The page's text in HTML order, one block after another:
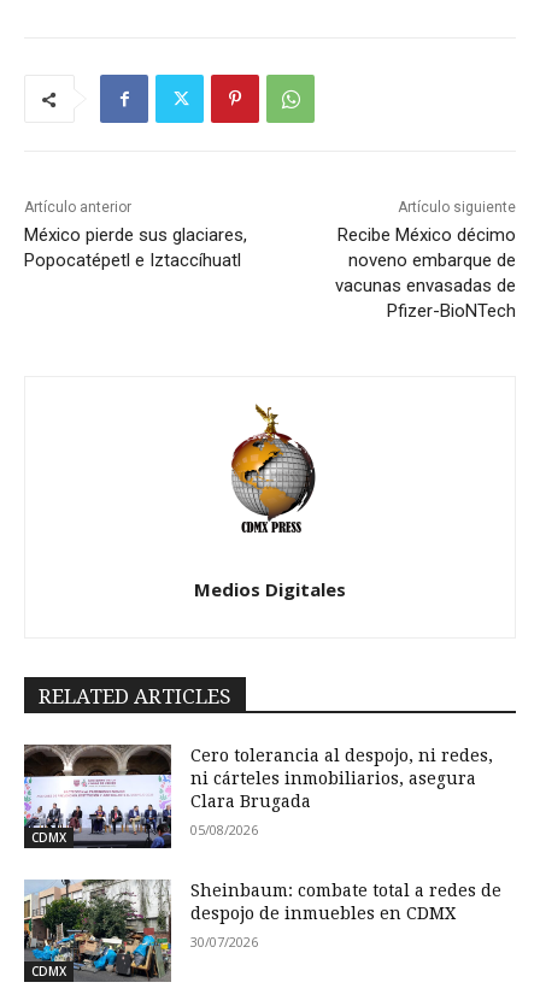
Artículo anterior
México pierde sus glaciares,
Popocatépetl e Iztaccíhuatl
Artículo siguiente
Recibe México décimo
noveno embarque de
vacunas envasadas de
Pfizer-BioNTech
Medios Digitales
RELATED ARTICLES
CDMX
Cero tolerancia al despojo, ni redes,
ni cárteles inmobiliarios, asegura
Clara Brugada
05/08/2026
CDMX
Sheinbaum: combate total a redes de
despojo de inmuebles en CDMX
30/07/2026